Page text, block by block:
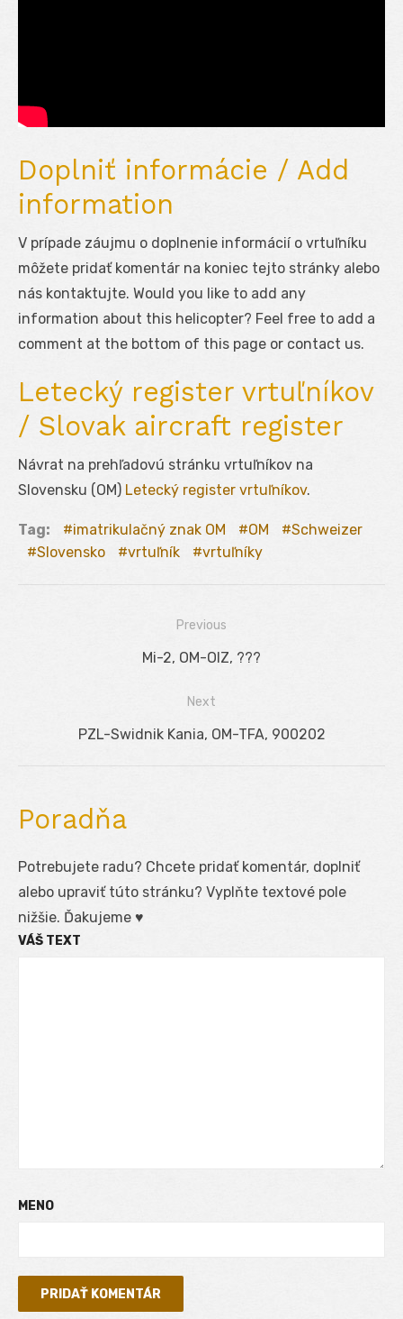
Doplniť informácie / Add
information
V prípade záujmu o doplnenie informácií o vrtuľníku
môžete pridať komentár na koniec tejto stránky alebo
nás kontaktujte. Would you like to add any
information about this helicopter? Feel free to add a
comment at the bottom of this page or contact us.
Letecký register vrtuľníkov
/ Slovak aircraft register
Návrat na prehľadovú stránku vrtuľníkov na
Slovensku (OM) Letecký register vrtuľníkov.
Tag: imatrikulačný znak OM OM
Schweizer
Slovensko
vrtuľník vrtuľníky
Previous
Previous
Mi-2, OM-OIZ, ???
Next
Next
PZL-Swidnik Kania, OM-TFA, 900202
Poradňa
Potrebujete radu? Chcete pridať komentár, doplniť
alebo upraviť túto stránku? Vyplňte textové pole
nižšie. Ďakujeme ♥
VÁŠ TEXT
MENO